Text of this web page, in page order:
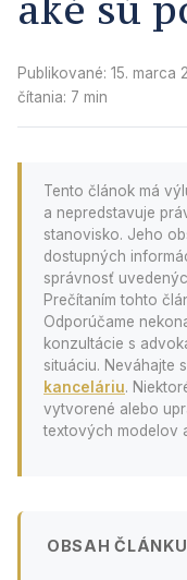
Publikované: 15. marca
čítania: 7 min
Tento článok má
a nepredstavuje
stanovisko. Jeho
dostupných
správnosť
Prečítaním tohto
Odporúčame
konzultácie s
situáciu. Neváhajte
kanceláriu.
vytvorené alebo
textových modelov
OBSAH ČLÁNKU